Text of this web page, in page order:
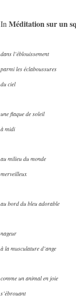
In Méditation sur un
dans l’éblouissement
parmi les éclaboussures
du ciel
une flaque de soleil
à midi
au milieu du monde
merveilleux
au bord du bleu adorable
nageur
à la musculature d’ange
comme un animal en joie
s’ébrouant